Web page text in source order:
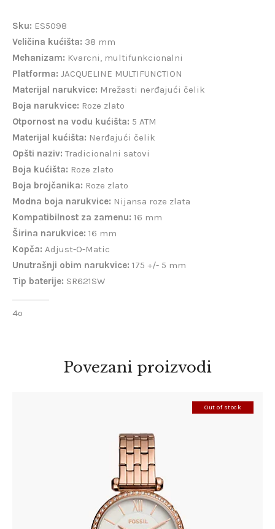
Sku: ES5098
Veličina kućišta: 38 mm
Mehanizam: Kvarcni, multifunkcionalni
Platforma: JACQUELINE MULTIFUNCTION
Materijal narukvice: Mrežasti nerđajući čelik
Boja narukvice: Roze zlato
Otpornost na vodu kućišta: 5 ATM
Materijal kućišta: Nerđajući čelik
Opšti naziv: Tradicionalni satovi
Boja kućišta: Roze zlato
Boja brojčanika: Roze zlato
Modna boja narukvice: Nijansa roze zlata
Kompatibilnost za zamenu: 16 mm
Širina narukvice: 16 mm
Kopča: Adjust-O-Matic
Unutrašnji obim narukvice: 175 +/- 5 mm
Tip baterije: SR621SW
4o
Povezani proizvodi
Out of stock
FOSSIL BQ3497